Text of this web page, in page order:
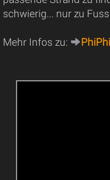
schwierig... nur zu
Mehr Infos zu: